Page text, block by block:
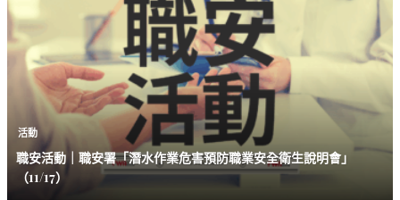
活動
職安活動｜職安署「潛水作業危害預防職業安全衛生說明會」
（11/17）